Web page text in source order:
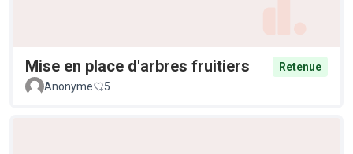
Mise en place d'arbres fruitiers
Retenue
Anonyme
5